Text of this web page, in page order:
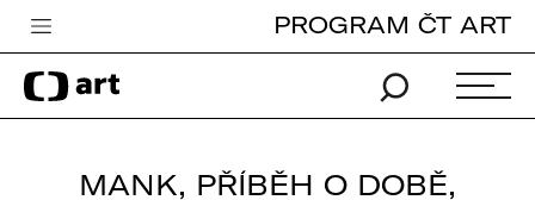
Česká televize
Zpravodajství
PROGRAM ČT ART
MANK, PŘÍBĚH O DOBĚ,